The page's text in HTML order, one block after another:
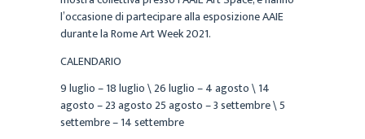
l’occasione di partecipare alla esposizione AAIE
durante la Rome Art Week 2021.
CALENDARIO
9 luglio – 18 luglio \ 26 luglio – 4 agosto \ 14
agosto – 23 agosto 25 agosto – 3 settembre \ 5
settembre – 14 settembre